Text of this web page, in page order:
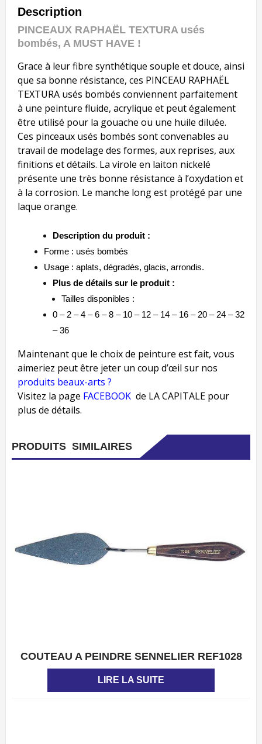
Description
PINCEAUX RAPHAËL TEXTURA usés
bombés, A MUST HAVE !
Grace à leur fibre synthétique souple et douce, ainsi
que sa bonne résistance, ces PINCEAU RAPHAËL
TEXTURA usés bombés conviennent parfaitement
à une peinture fluide, acrylique et peut également
être utilisé pour la gouache ou une huile diluée.
Ces pinceaux usés bombés sont convenables au
travail de modelage des formes, aux reprises, aux
finitions et détails. La virole en laiton nickelé
présente une très bonne résistance à l’oxydation et
à la corrosion. Le manche long est protégé par une
laque orange.
Description du produit :
Forme : usés bombés
Usage : aplats, dégradés, glacis, arrondis.
Plus de détails sur le produit :
Tailles disponibles :
0 – 2 – 4 – 6 – 8 – 10 – 12 – 14 – 16 – 20 – 24 – 32
– 36
Maintenant que le choix de peinture est fait, vous
aimeriez peut être jeter un coup d’œil sur nos
produits beaux-arts ?
Visitez la page FACEBOOK de LA CAPITALE pour
plus de détails.
PRODUITS SIMILAIRES
APERÇU
COUTEAU A PEINDRE SENNELIER REF1028
LIRE LA SUITE